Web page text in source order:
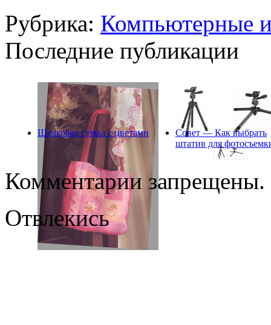
Рубрика: Компьютерные
Последние публикации
Шелковая сумка с цветами
Совет — Как выбрать
штатив для
Комментарии запрещены.
Отвлекись